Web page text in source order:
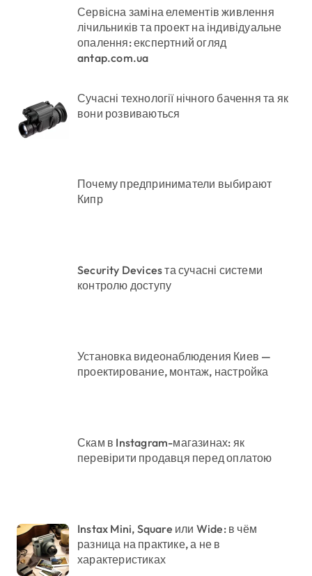
Сервісна заміна елементів живлення
лічильників та проект на індивідуальне
опалення: експертний огляд
antap.com.ua
Сучасні технології нічного бачення та як
вони розвиваються
Почему предприниматели выбирают
Кипр
Security Devices та сучасні системи
контролю доступу
Установка видеонаблюдения Киев —
проектирование, монтаж, настройка
Скам в Instagram-магазинах: як
перевірити продавця перед оплатою
Instax Mini, Square или Wide: в чём
разница на практике, а не в
характеристиках